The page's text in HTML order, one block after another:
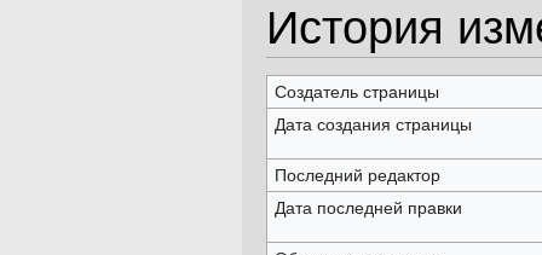
История
Создатель страницы
Дата создания страницы
Последний редактор
Дата последней правки